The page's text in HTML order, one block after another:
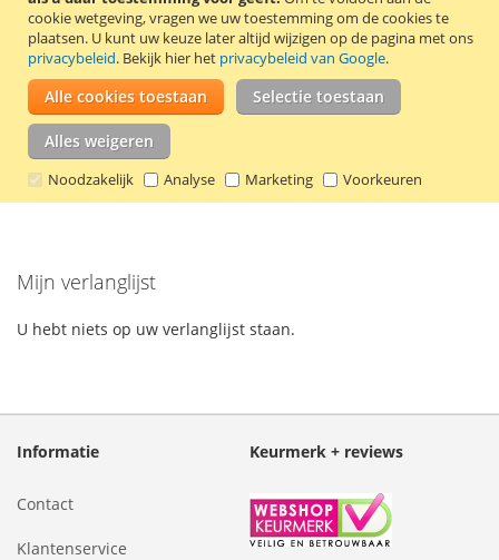
cookie wetgeving, vragen we uw toestemming om de cookies te
plaatsen. U kunt uw keuze later altijd wijzigen op de pagina met ons
privacybeleid. Bekijk hier het privacybeleid van Google.
Alle cookies toestaan Selectie toestaan
Alles weigeren
Noodzakelijk Analyse Marketing Voorkeuren
VOEG
TOE
AAN
TOEVOEGEN
OM
TE
Deze nijptang van het merk Toolland (Perel)
is 200 mm lang en is gemaakt van
koolstofstaal. De nijptang heeft een
softgrip handgreep voor extra comfort.
Lees verder
Mijn verlanglijst
U hebt niets op uw verlanglijst staan.
Informatie
Contact
Klantenservice
Keurmerk + reviews